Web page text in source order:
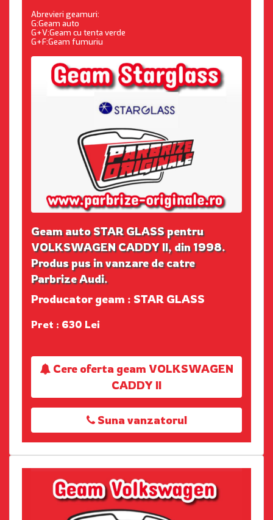
Abrevieri geamuri:
G:Geam auto
G+V:Geam cu tenta verde
G+F:Geam fumuriu
Geam auto STAR GLASS pentru
VOLKSWAGEN CADDY II, din 1998.
Produs pus in vanzare de catre
Parbrize Audi.
Producator geam : STAR GLASS
Pret : 630 Lei
Cere oferta geam VOLKSWAGEN
CADDY II
Suna vanzatorul